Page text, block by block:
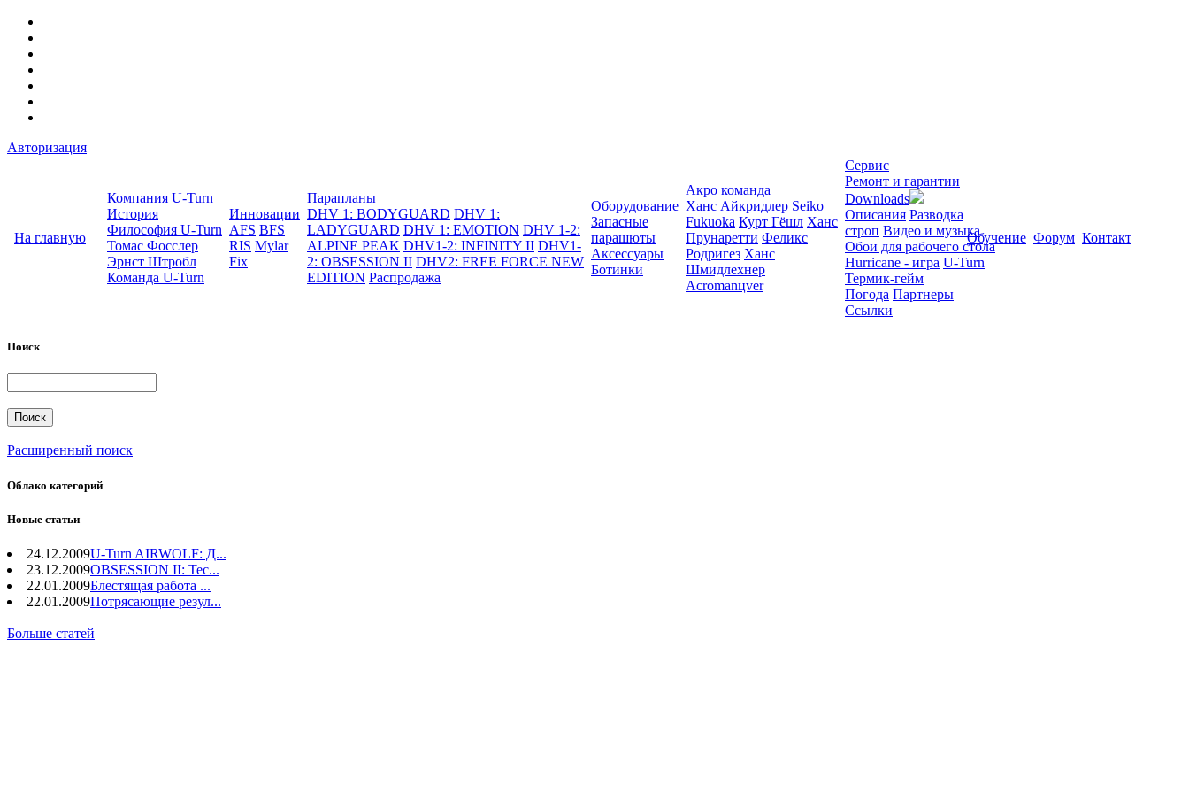
Авторизация
На главную
Компания U-Turn
История
Философия U-Turn
Томас Фосслер
Эрнст Штробл
Команда U-Turn
Инновации
AFS BFS
RIS Mylar
Fix
Парапланы
DHV 1: BODYGUARD DHV 1:
LADYGUARD DHV 1: EMOTION DHV 1-2:
ALPINE PEAK DHV1-2: INFINITY II DHV1-
2: OBSESSION II DHV2: FREE FORCE NEW
EDITION Распродажа
Оборудование
Запасные
парашюты
Аксессуары
Ботинки
Акро команда
Ханс Айкридлер Seiko
Fukuoka Курт Гёшл Ханс
Прунаретти Феликс
Родригез Ханс
Шмидлехнер
Acromanцver
Сервис
Ремонт и гарантии
Downloads
Описания Разводка
строп Видео и музыка
Обои для рабочего стола
Hurricane - игра U-Turn
Термик-гейм
Погода Партнеры
Ссылки
Обучение Форум Контакт
Поиск
Расширенный поиск
Облако категорий
Новые статьи
24.12.2009U-Turn AIRWOLF: Д...
23.12.2009OBSESSION II: Тес...
22.01.2009Блестящая работа ...
22.01.2009Потрясающие резул...
Больше статей